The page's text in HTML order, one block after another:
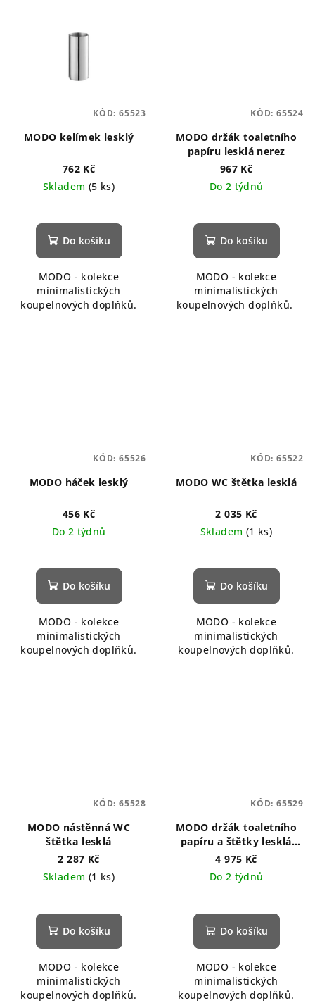
MODO kelímek lesklý
762 Kč
Skladem (5 ks)
Do košíku
MODO - kolekce
minimalistických
koupelnových doplňků.
KÓD: 65523
MODO držák toaletního
papíru lesklá nerez
967 Kč
Do 2 týdnů
Do košíku
MODO - kolekce
minimalistických
koupelnových doplňků.
KÓD: 65524
MODO háček lesklý
456 Kč
Do 2 týdnů
Do košíku
MODO - kolekce
minimalistických
koupelnových doplňků.
KÓD: 65526
MODO WC štětka lesklá
2 035 Kč
Skladem (1 ks)
Do košíku
MODO - kolekce
minimalistických
koupelnových doplňků.
KÓD: 65522
MODO nástěnná WC
štětka lesklá
2 287 Kč
Skladem (1 ks)
Do košíku
MODO - kolekce
minimalistických
koupelnových doplňků.
KÓD: 65528
MODO držák toaletního
papíru a štětky lesklá
nerez
4 975 Kč
Do 2 týdnů
Do košíku
MODO - kolekce
minimalistických
koupelnových doplňků.
KÓD: 65529